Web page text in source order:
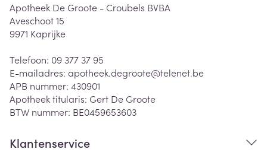
Apotheek De Groote - Croubels BVBA
Aveschoot 15
9971 Kaprijke
Telefoon: 09 377 37 95
E-mailadres: apotheek.degroote@telenet.be
APB nummer: 430901
Apotheek titularis: Gert De Groote
BTW nummer: BE0459653603
Klantenservice